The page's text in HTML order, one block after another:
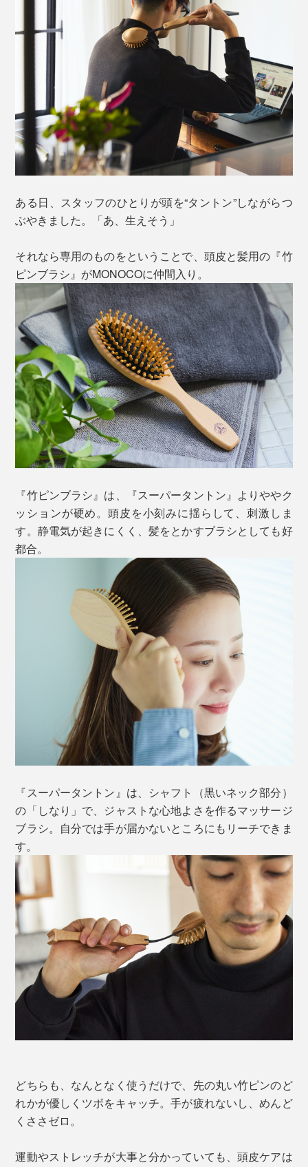
ある日、スタッフのひとりが頭を“タントン”しながらつ
ぶやきました。「あ、生えそう」
それなら専用のものをということで、頭皮と髪用の『竹
ピンブラシ』がMONOCOに仲間入り。
『竹ピンブラシ』は、『スーパータントン』よりややク
ッションが硬め。頭皮を小刻みに揺らして、刺激しま
す。静電気が起きにくく、髪をとかすブラシとしても好
都合。
『スーパータントン』は、シャフト（黒いネック部分）
の「しなり」で、ジャストな心地よさを作るマッサージ
ブラシ。自分では手が届かないところにもリーチできま
す。
どちらも、なんとなく使うだけで、先の丸い竹ピンのど
れかが優しくツボをキャッチ。手が疲れないし、めんど
くささゼロ。
運動やストレッチが大事と分かっていても、頭皮ケアは